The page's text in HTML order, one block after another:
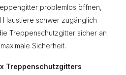
problemlos öffnen,
schwer zugänglich
Treppenschutzgitter sicher an
Sicherheit.
Treppenschutzgitters